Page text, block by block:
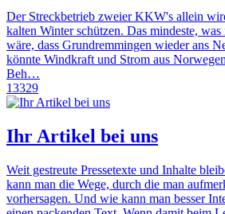
Der Streckbetrieb zweier KKW's allein
kalten Winter schützen. Das mindeste, was
wäre, dass Grundremmingen wieder ans
könnte Windkraft und Strom aus
Beh…
13329
Ihr Artikel bei uns
Weit gestreute Pressetexte und Inhalte
kann man die Wege, durch die man
vorhersagen. Und wie kann man besser